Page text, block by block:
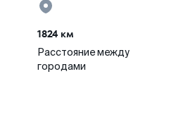
1824 км
Расстояние между
городами